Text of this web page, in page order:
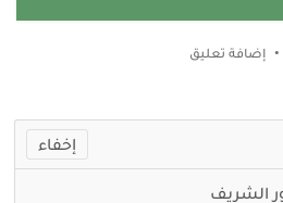
إضافة تعليق